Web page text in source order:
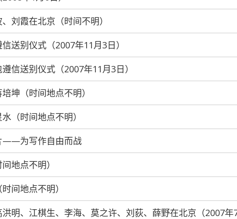
刘霞在北京（时间不明）
送别仪式（2007年11月3日）
信送别仪式（2007年11月3日）
坤（时间地点不明）
（时间地点不明）
——为写作自由而战
地点不明）
间地点不明）
明、江棋生、李海、莫之许、刘荻、薛野在北京（2007年